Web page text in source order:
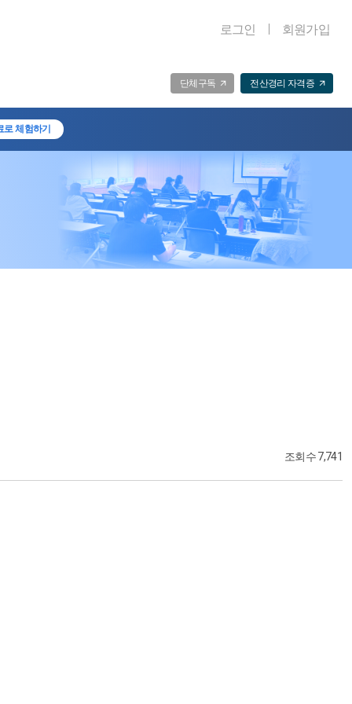
로그인 회원가입
단체구독 전산경리 자격증
로 체험하기
조회수 7,741